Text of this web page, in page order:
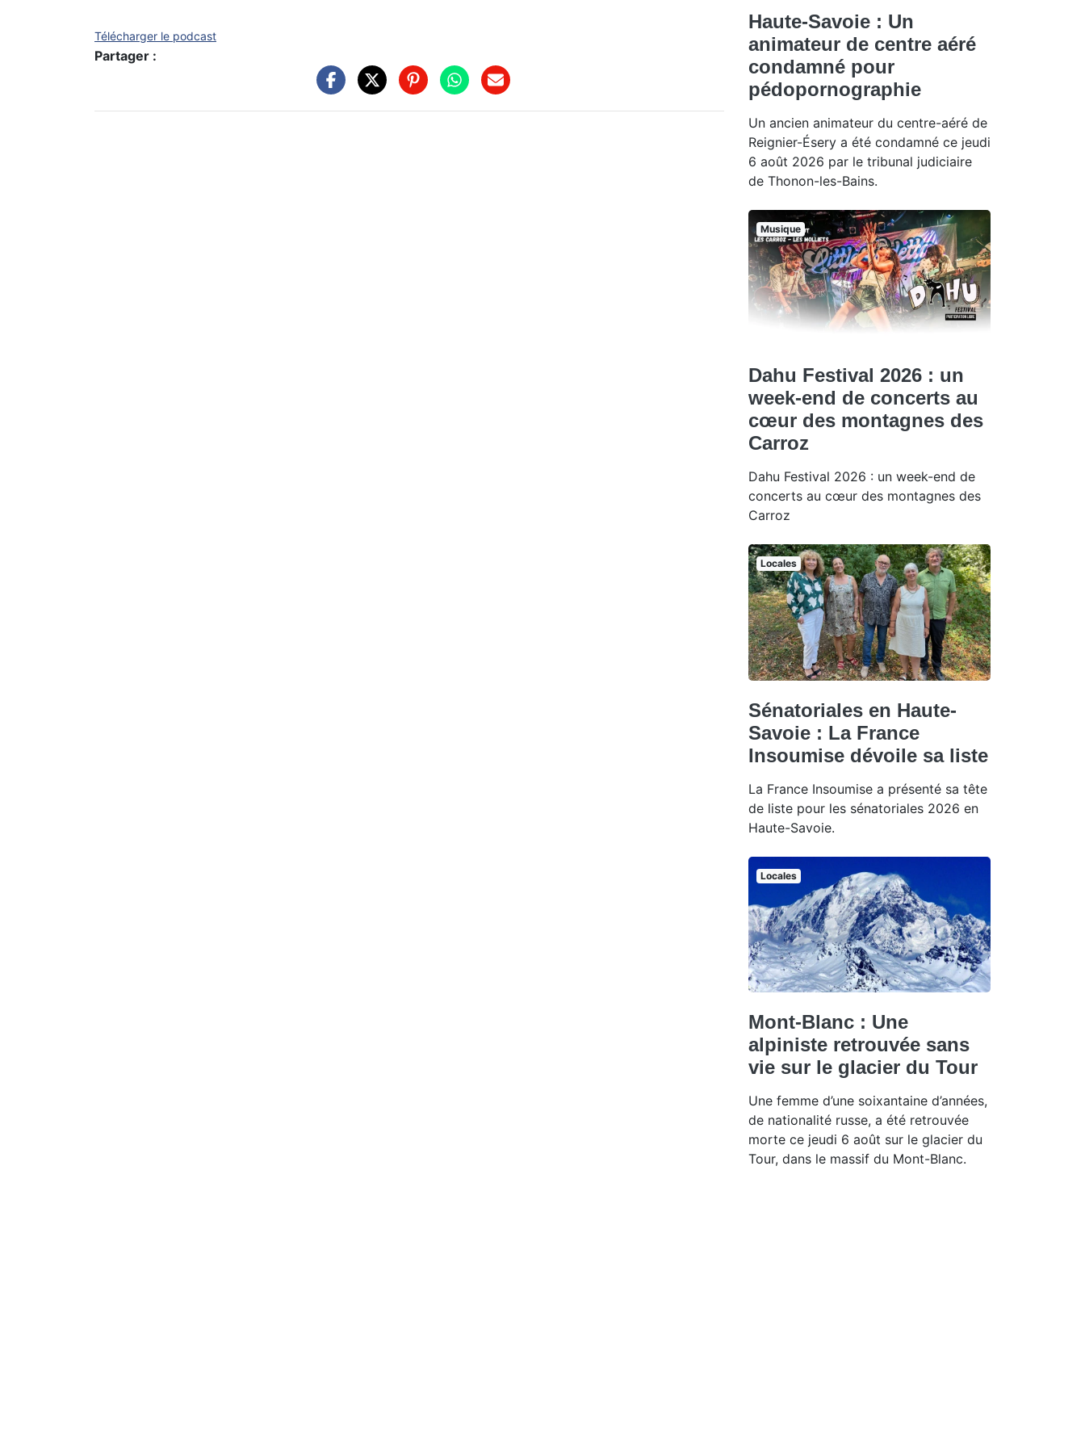
Télécharger le podcast
Partager :
Haute-Savoie : Un
animateur de centre aéré
condamné pour
pédopornographie
Un ancien animateur du centre-aéré de
Reignier-Ésery a été condamné ce jeudi
6 août 2026 par le tribunal judiciaire
de Thonon-les-Bains.
Musique
Dahu Festival 2026 : un
week-end de concerts au
cœur des montagnes des
Carroz
Dahu Festival 2026 : un week-end de
concerts au cœur des montagnes des
Carroz
Locales
Sénatoriales en Haute-
Savoie : La France
Insoumise dévoile sa liste
La France Insoumise a présenté sa tête
de liste pour les sénatoriales 2026 en
Haute-Savoie.
Locales
Mont-Blanc : Une
alpiniste retrouvée sans
vie sur le glacier du Tour
Une femme d’une soixantaine d’années,
de nationalité russe, a été retrouvée
morte ce jeudi 6 août sur le glacier du
Tour, dans le massif du Mont-Blanc.